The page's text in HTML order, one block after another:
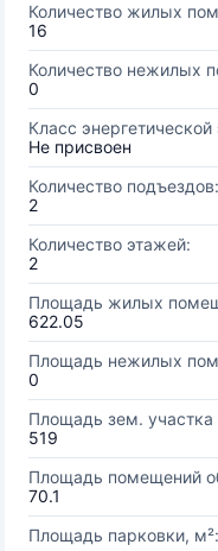
Количество жилых
16
Количество нежилых
0
Класс
Не присвоен
Количество подъездов:
2
Количество этажей:
2
Площадь жилых
622.05
Площадь нежилых
0
Площадь зем.
519
Площадь помещений
70.1
Площадь парковки, м²: